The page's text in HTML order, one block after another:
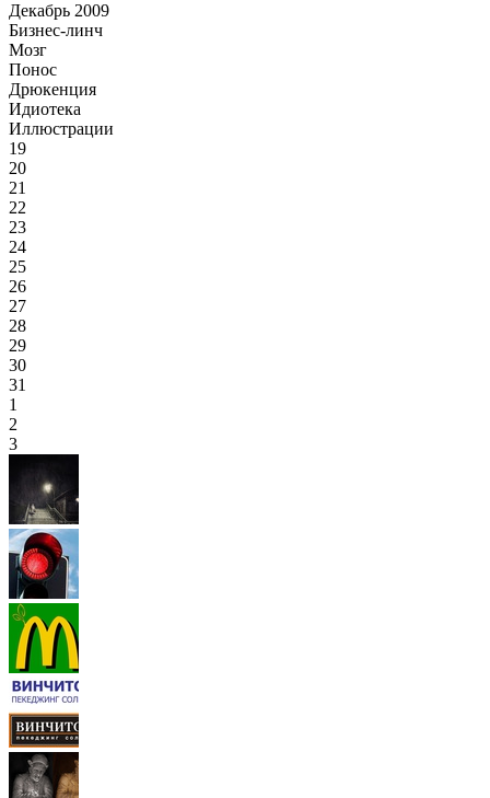
Декабрь 2009
Бизнес-линч
Мозг
Понос
Дрюкенция
Идиотека
Иллюстрации
19
20
21
22
23
24
25
26
27
28
29
30
31
1
2
3